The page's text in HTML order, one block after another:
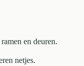
en deuren.
netjes.